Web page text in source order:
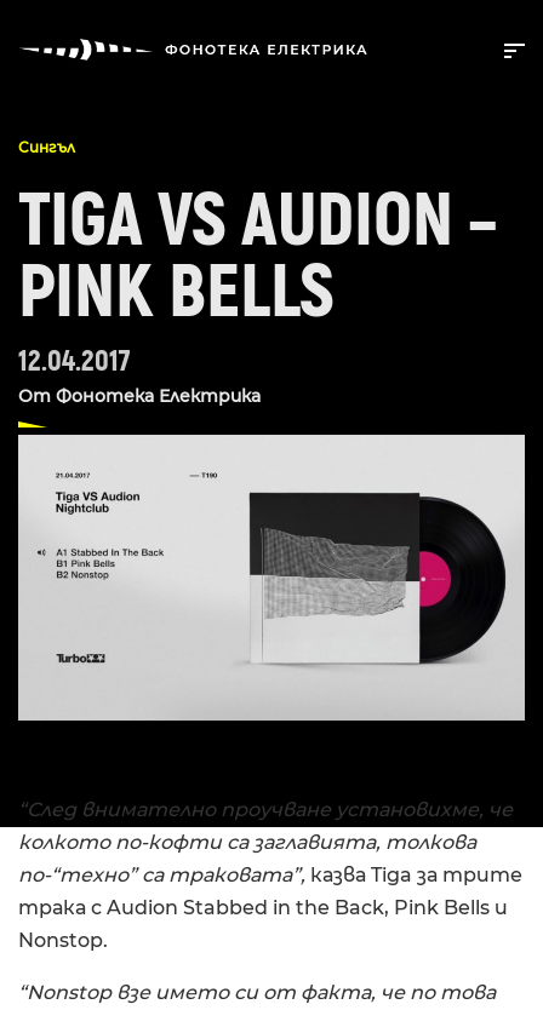
Сингъл
TIGA VS AUDION –
PINK BELLS
12.04.2017
От Фонотека Електрика
“След внимателно проучване установихме, че
колкото по-кофти са заглавията, толкова
по-“техно” са траковата”, казва Tiga за трите
трака с Audion Stabbed in the Back, Pink Bells и
Nonstop.
“Nonstop взе името си от факта, че по това